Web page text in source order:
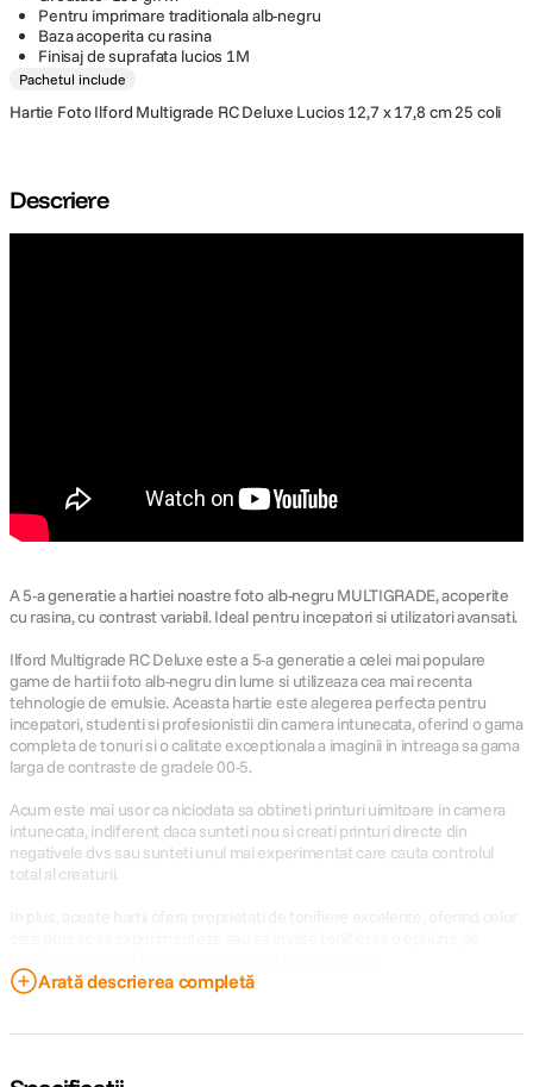
Pentru imprimare traditionala alb-negru
Baza acoperita cu rasina
Finisaj de suprafata lucios 1M
Pachetul include
Hartie Foto Ilford Multigrade RC Deluxe Lucios 12,7 x 17,8 cm 25 coli
Descriere
A 5-a generatie a hartiei noastre foto alb-negru MULTIGRADE, acoperite
cu rasina, cu contrast variabil. Ideal pentru incepatori si utilizatori avansati.
Ilford Multigrade RC Deluxe este a 5-a generatie a celei mai populare
game de hartii foto alb-negru din lume si utilizeaza cea mai recenta
tehnologie de emulsie. Aceasta hartie este alegerea perfecta pentru
incepatori, studenti si profesionistii din camera intunecata, oferind o gama
completa de tonuri si o calitate exceptionala a imaginii in intreaga sa gama
larga de contraste de gradele 00-5.
Acum este mai usor ca niciodata sa obtineti printuri uimitoare in camera
intunecata, indiferent daca sunteti nou si creati printuri directe din
negativele dvs sau sunteti unul mai experimentat care cauta controlul
total al creaturii.
Arată descrierea completă